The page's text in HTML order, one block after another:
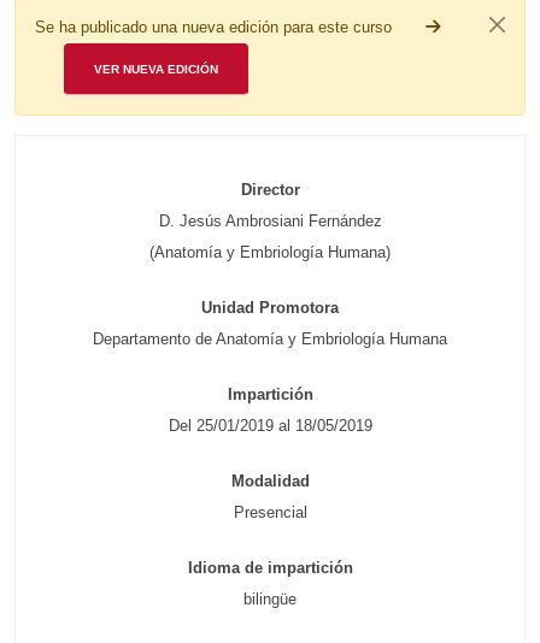
Se ha publicado una nueva edición para este curso
VER NUEVA EDICIÓN
Director
D. Jesús Ambrosiani Fernández
(Anatomía y Embriología Humana)
Unidad Promotora
Departamento de Anatomía y Embriología Humana
Impartición
Del 25/01/2019 al 18/05/2019
Modalidad
Presencial
Idioma de impartición
bilingüe